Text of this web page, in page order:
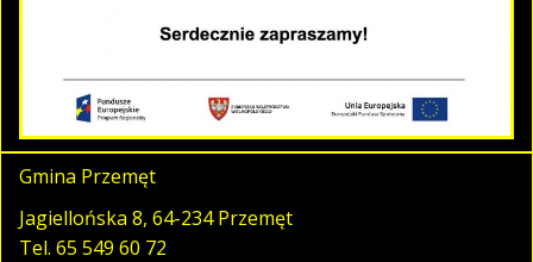
Gmina Przemęt
Jagiellońska 8, 64-234 Przemęt
Tel. 65 549 60 72